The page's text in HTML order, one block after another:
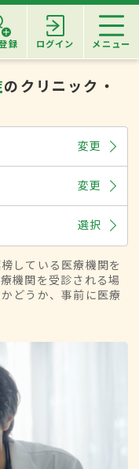
録 ログイン メニュー
のクリニック・
変更
変更
選択
している医療機関を
機関を受診される場
どうか、事前に医療